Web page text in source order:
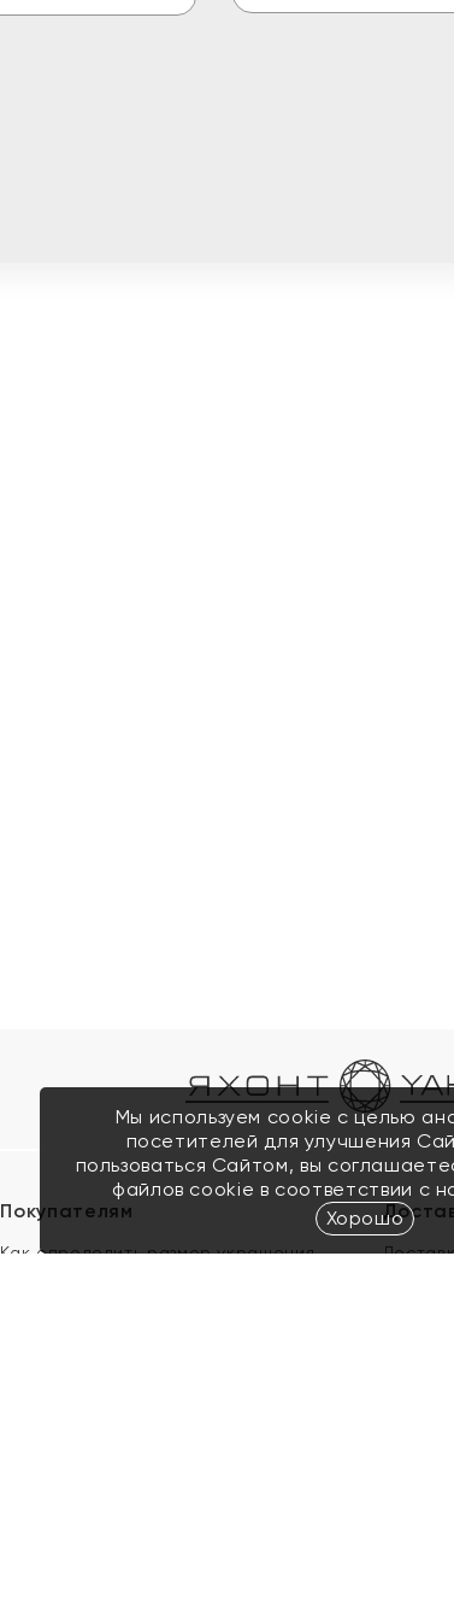
Покупателям
Как определить размер украшения
Мы используем cookie с целью
посетителей для улучшения
пользоваться Сайтом, вы
файлов cookie в соответствии с
Хорошо